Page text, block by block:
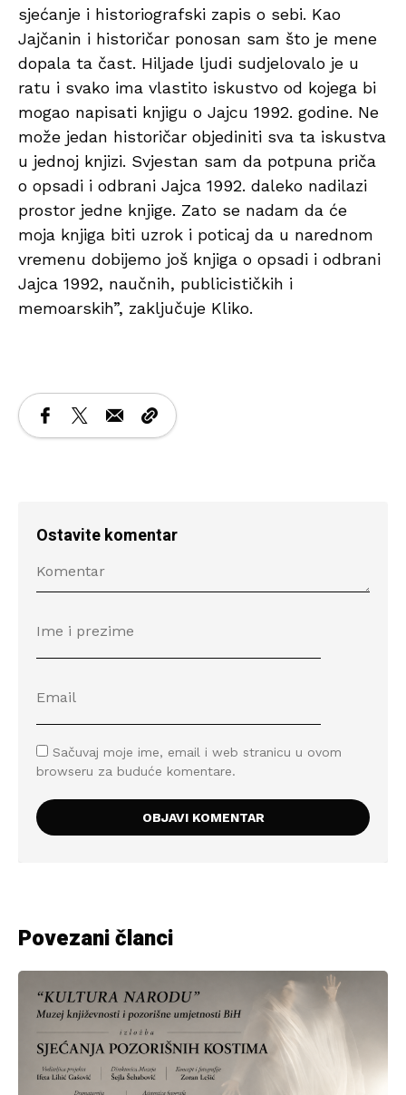
sjećanje i historiografski zapis o sebi. Kao
Jajčanin i historičar ponosan sam što je mene
dopala ta čast. Hiljade ljudi sudjelovalo je u
ratu i svako ima vlastito iskustvo od kojega bi
mogao napisati knjigu o Jajcu 1992. godine. Ne
može jedan historičar objediniti sva ta iskustva
u jednoj knjizi. Svjestan sam da potpuna priča
o opsadi i odbrani Jajca 1992. daleko nadilazi
prostor jedne knjige. Zato se nadam da će
moja knjiga biti uzrok i poticaj da u narednom
vremenu dobijemo još knjiga o opsadi i odbrani
Jajca 1992, naučnih, publicističkih i
memoarskih”, zaključuje Kliko.
Ostavite komentar
Sačuvaj moje ime, email i web stranicu u ovom
browseru za buduće komentare.
Povezani članci